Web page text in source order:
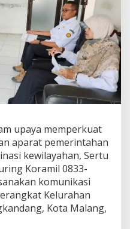
upaya memperkuat
aparat pemerintahan
kewilayahan, Sertu
Koramil 0833-
komunikasi
Kelurahan
Kota Malang,